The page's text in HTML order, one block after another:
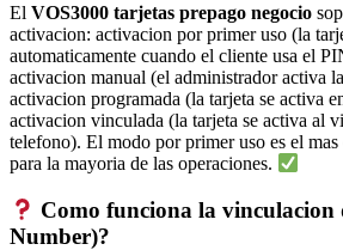
El VOS3000 tarjetas prepago negocio
activacion: activacion por primer uso (la
automaticamente cuando el cliente usa el
activacion manual (el administrador activa
activacion programada (la tarjeta se activa
activacion vinculada (la tarjeta se activa al
telefono). El modo por primer uso es el
para la mayoria de las operaciones.
Como funciona la vinculacion
Number)?